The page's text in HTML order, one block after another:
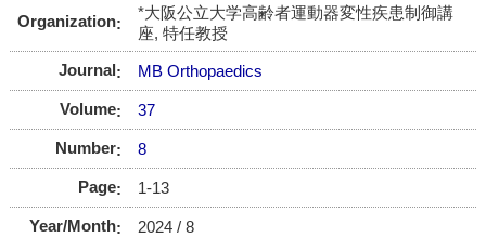
Organization
*大阪公立大学高齢者運動器変性疾患制御講
座, 特任教授
Journal
MB Orthopaedics
Volume 37
Number 8
Page 1-13
Year/Month 2024 / 8